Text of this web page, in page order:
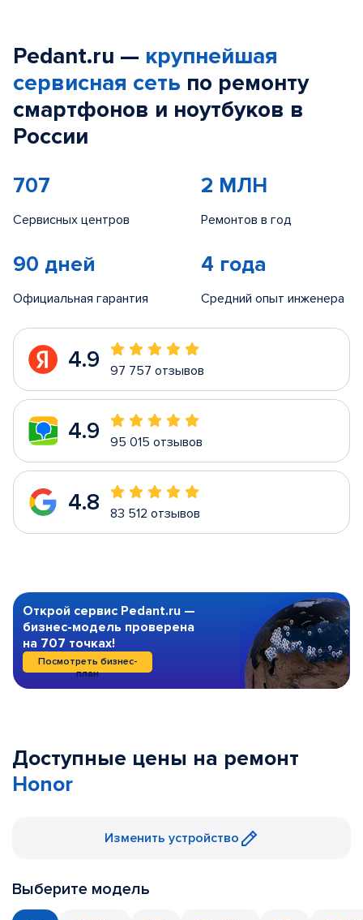
Pedant.ru — крупнейшая
сервисная сеть по ремонту
смартфонов и ноутбуков в
России
707
Сервисных центров
2 МЛН
Ремонтов в год
90 дней
Официальная гарантия
4 года
Средний опыт инженера
4.9 97 757 отзывов
4.9 95 015 отзывов
4.8 83 512 отзывов
Открой сервис Pedant.ru —
бизнес-модель проверена
на 707 точках!
Посмотреть бизнес-
план
Доступные цены на ремонт
Honor
Изменить устройство
Выберите модель